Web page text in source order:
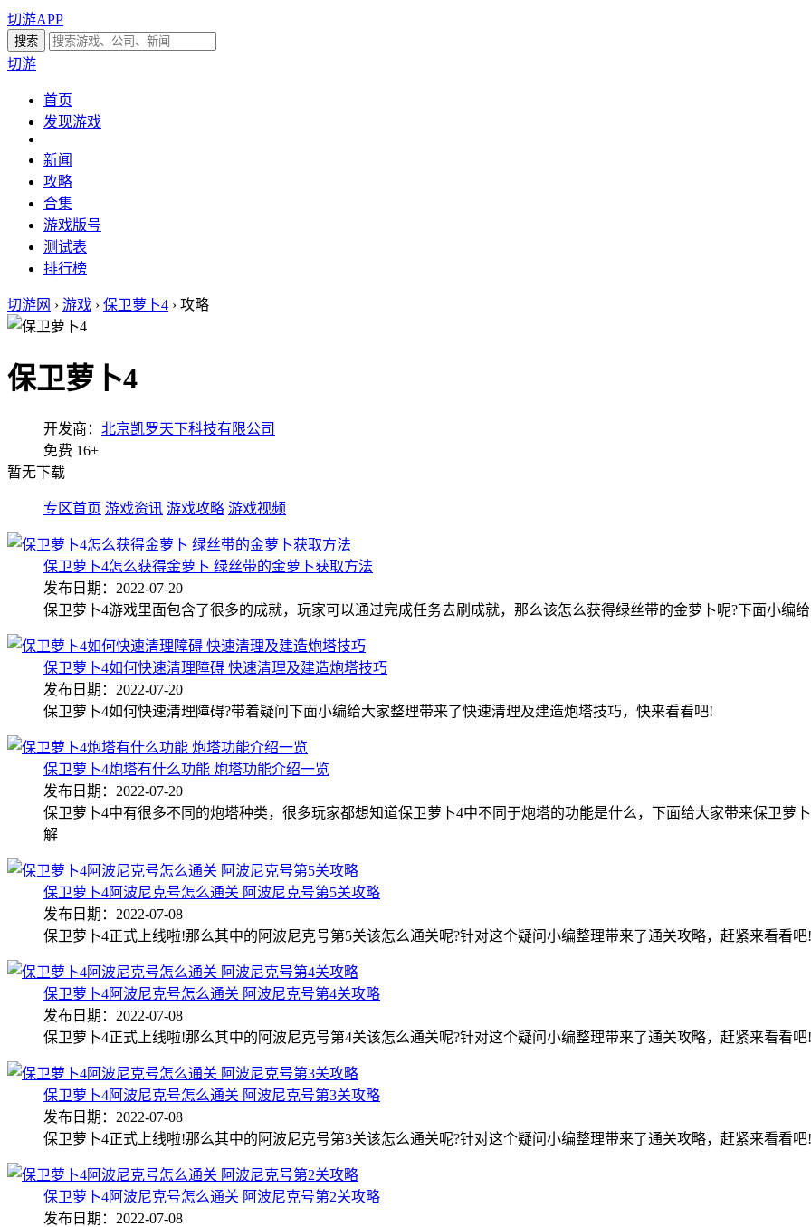
切游APP
切游
首页
发现游戏
新闻
攻略
合集
游戏版号
测试表
排行榜
切游网 › 游戏 › 保卫萝卜4 › 攻略
保卫萝卜4
开发商： 北京凯罗天下科技有限公司
免费 16+
暂无下载
专区首页 游戏资讯 游戏攻略 游戏视频
保卫萝卜4怎么获得金萝卜 绿丝带的金萝卜获取方法
发布日期：2022-07-20
保卫萝卜4游戏里面包含了很多的成就，玩家可以通过完成任务去刷成就，那么该怎么获得绿丝带的金萝卜呢?下面小编
保卫萝卜4如何快速清理障碍 快速清理及建造炮塔技巧
发布日期：2022-07-20
保卫萝卜4如何快速清理障碍?带着疑问下面小编给大家整理带来了快速清理及建造炮塔技巧，快来看看吧!
保卫萝卜4炮塔有什么功能 炮塔功能介绍一览
发布日期：2022-07-20
保卫萝卜4中有很多不同的炮塔种类，很多玩家都想知道保卫萝卜4中不同于炮塔的功能是什么，下面给大家带来保卫萝
解
保卫萝卜4阿波尼克号怎么通关 阿波尼克号第5关攻略
发布日期：2022-07-08
保卫萝卜4正式上线啦!那么其中的阿波尼克号第5关该怎么通关呢?针对这个疑问小编整理带来了通关攻略，赶紧来看看吧!
保卫萝卜4阿波尼克号怎么通关 阿波尼克号第4关攻略
发布日期：2022-07-08
保卫萝卜4正式上线啦!那么其中的阿波尼克号第4关该怎么通关呢?针对这个疑问小编整理带来了通关攻略，赶紧来看看吧!
保卫萝卜4阿波尼克号怎么通关 阿波尼克号第3关攻略
发布日期：2022-07-08
保卫萝卜4正式上线啦!那么其中的阿波尼克号第3关该怎么通关呢?针对这个疑问小编整理带来了通关攻略，赶紧来看看吧!
保卫萝卜4阿波尼克号怎么通关 阿波尼克号第2关攻略
发布日期：2022-07-08